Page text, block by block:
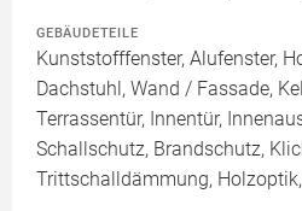
GEBÄUDETEILE
Kunststofffenster, Alufenster,
Dachstuhl, Wand / Fassade,
Terrassentür, Innentür,
Schallschutz, Brandschutz,
Trittschalldämmung,